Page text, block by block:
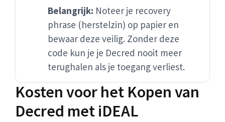
Belangrijk: Noteer je recovery
phrase (herstelzin) op papier en
bewaar deze veilig. Zonder deze
code kun je je Decred nooit meer
terughalen als je toegang verliest.
Kosten voor het Kopen van
Decred met iDEAL